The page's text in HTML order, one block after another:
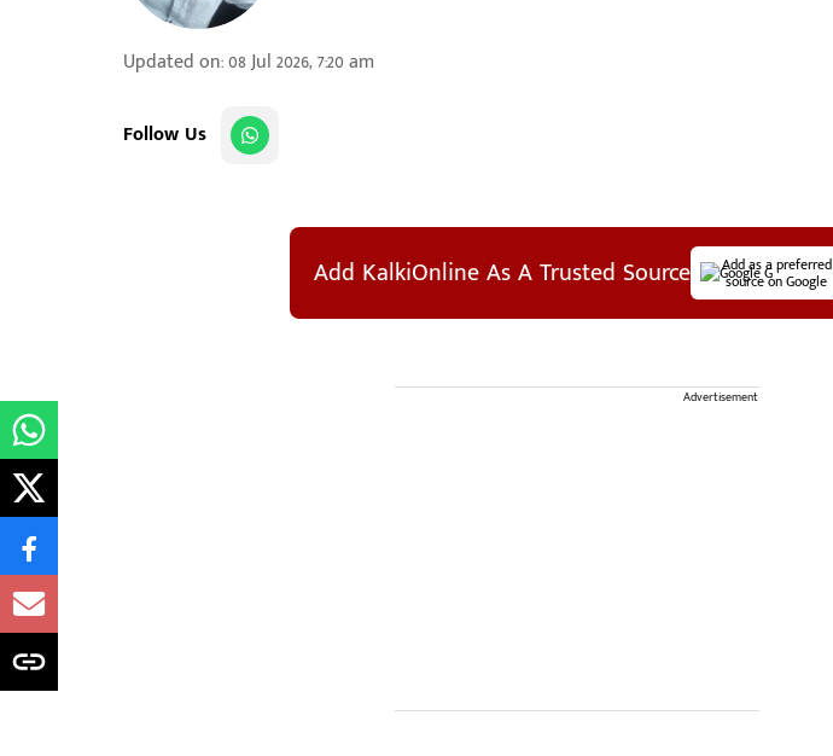
Updated on:08 Jul 2026, 7:20 am
Follow Us
Add KalkiOnline As A Trusted Source Add as a preferred
source on Google
Advertisement